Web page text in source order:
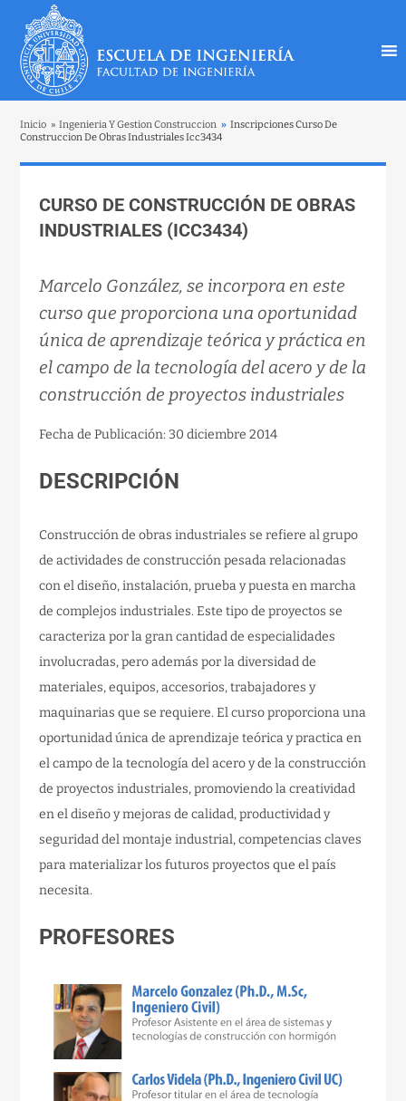
Inicio » Ingenieria Y Gestion Construccion » Inscripciones Curso De
Construccion De Obras Industriales Icc3434
CURSO DE CONSTRUCCIÓN DE OBRAS
INDUSTRIALES (ICC3434)
Marcelo González, se incorpora en este
curso que proporciona una oportunidad
única de aprendizaje teórica y práctica en
el campo de la tecnología del acero y de la
construcción de proyectos industriales
Fecha de Publicación: 30 diciembre 2014
DESCRIPCIÓN
Construcción de obras industriales se refiere al grupo
de actividades de construcción pesada relacionadas
con el diseño, instalación, prueba y puesta en marcha
de complejos industriales. Este tipo de proyectos se
caracteriza por la gran cantidad de especialidades
involucradas, pero además por la diversidad de
materiales, equipos, accesorios, trabajadores y
maquinarias que se requiere. El curso proporciona una
oportunidad única de aprendizaje teórica y practica en
el campo de la tecnología del acero y de la construcción
de proyectos industriales, promoviendo la creatividad
en el diseño y mejoras de calidad, productividad y
seguridad del montaje industrial, competencias claves
para materializar los futuros proyectos que el país
necesita.
PROFESORES